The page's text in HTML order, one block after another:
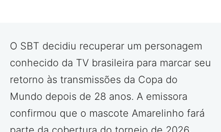
O SBT decidiu recuperar um personagem
conhecido da TV brasileira para marcar seu
retorno às transmissões da Copa do
Mundo depois de 28 anos. A emissora
confirmou que o mascote Amarelinho fará